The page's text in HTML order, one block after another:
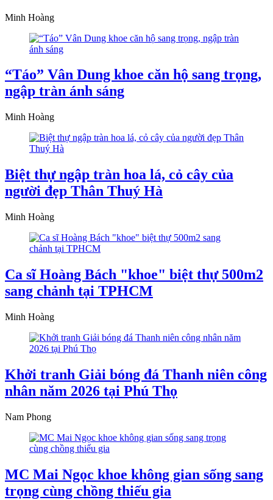
Minh Hoàng
“Táo” Vân Dung khoe căn hộ sang trọng,
ngập tràn ánh sáng
Minh Hoàng
Biệt thự ngập tràn hoa lá, cỏ cây của
người đẹp Thân Thuý Hà
Minh Hoàng
Ca sĩ Hoàng Bách "khoe" biệt thự 500m2
sang chảnh tại TPHCM
Minh Hoàng
Khởi tranh Giải bóng đá Thanh niên công
nhân năm 2026 tại Phú Thọ
Nam Phong
MC Mai Ngọc khoe không gian sống sang
trọng cùng chồng thiếu gia